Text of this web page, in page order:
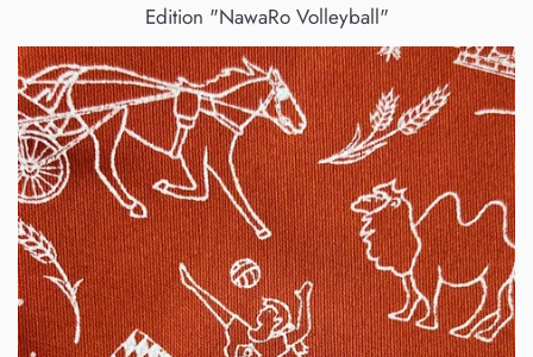
Edition "NawaRo Volleyball"